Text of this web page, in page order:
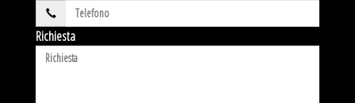
Richiesta